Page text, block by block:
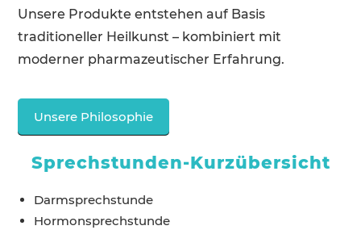
Unsere Produkte entstehen auf Basis
traditioneller Heilkunst – kombiniert mit
moderner pharmazeutischer Erfahrung.
Unsere Philosophie
Sprechstunden-Kurzübersicht
Darmsprechstunde
Hormonsprechstunde